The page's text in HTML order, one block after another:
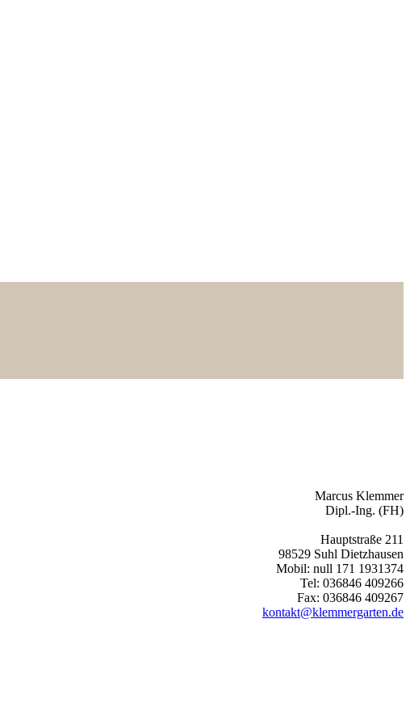
Marcus Klemmer
Dipl.-Ing. (FH)
Hauptstraße 211
98529 Suhl Dietzhausen
Mobil: null 171 1931374
Tel: 036846 409266
Fax: 036846 409267
kontakt@klemmergarten.de